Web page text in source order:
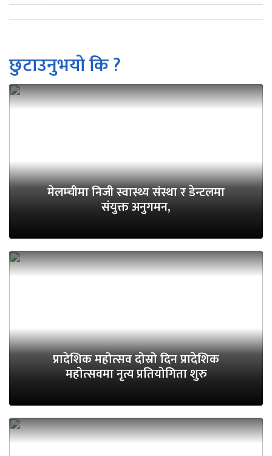
छुटाउनुभयो कि ?
मेलम्चीमा निजी स्वास्थ्य संस्था र डेन्टलमा
संयुक्त अनुगमन,
प्रादेशिक महोत्सव दोस्रो दिन प्रादेशिक
महोत्सवमा नृत्य प्रतियोगिता शुरु